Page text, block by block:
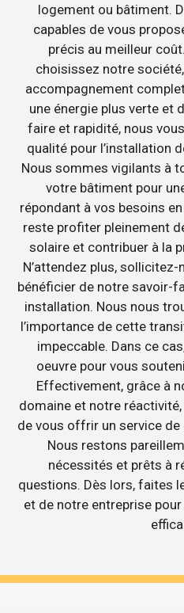
logement ou bâtiment.
capables de vous
précis au meilleur
choisissez notre
accompagnement
une énergie plus verte et
faire et rapidité, nous
qualité pour l’installation
Nous sommes vigilants à
votre bâtiment pour
répondant à vos besoins
reste profiter pleinement
solaire et contribuer à la
N’attendez plus,
bénéficier de notre savoir-
installation. Nous nous
l’importance de cette
impeccable. Dans ce
oeuvre pour vous
Effectivement, grâce à
domaine et notre
de vous offrir un service
Nous restons
nécessités et prêts à
questions. Dès lors, faites
et de notre entreprise